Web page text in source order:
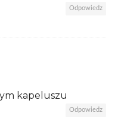
Odpowiedz
kapeluszu
Odpowiedz